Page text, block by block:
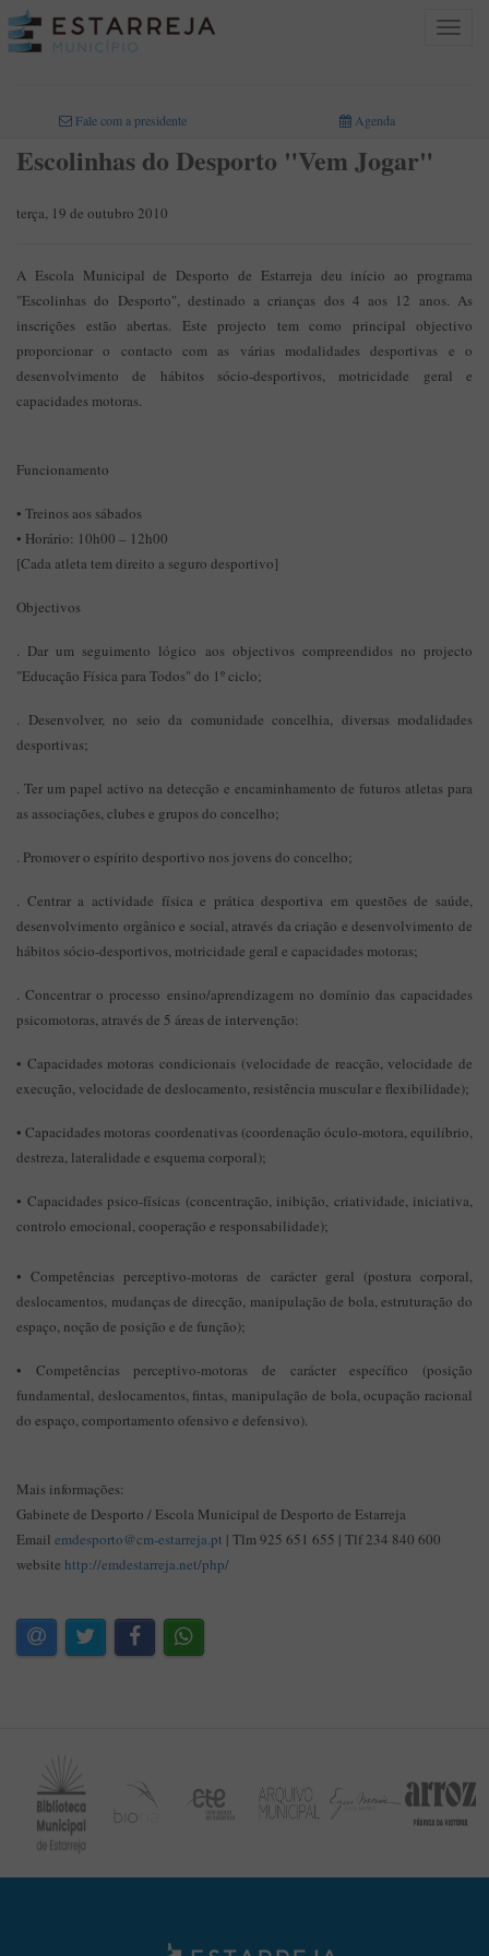
Toggle
Fale com a presidente Agenda
Escolinhas do Desporto "Vem Jogar"
terça, 19 de outubro 2010
A Escola Municipal de Desporto de Estarreja deu início ao programa
"Escolinhas do Desporto", destinado a crianças dos 4 aos 12 anos. As
inscrições estão abertas. Este projecto tem como principal objectivo
proporcionar o contacto com as várias modalidades desportivas e o
desenvolvimento de hábitos sócio-desportivos, motricidade geral e
capacidades motoras.
Funcionamento
• Treinos aos sábados
• Horário: 10h00 – 12h00
[Cada atleta tem direito a seguro desportivo]
Objectivos
. Dar um seguimento lógico aos objectivos compreendidos no projecto
"Educação Física para Todos" do 1º ciclo;
. Desenvolver, no seio da comunidade concelhia, diversas modalidades
desportivas;
. Ter um papel activo na detecção e encaminhamento de futuros atletas para
as associações, clubes e grupos do concelho;
. Promover o espírito desportivo nos jovens do concelho;
. Centrar a actividade física e prática desportiva em questões de saúde,
desenvolvimento orgânico e social, através da criação e desenvolvimento de
hábitos sócio-desportivos, motricidade geral e capacidades motoras;
. Concentrar o processo ensino/aprendizagem no domínio das capacidades
psicomotoras, através de 5 áreas de intervenção:
• Capacidades motoras condicionais (velocidade de reacção, velocidade de
execução, velocidade de deslocamento, resistência muscular e flexibilidade);
• Capacidades motoras coordenativas (coordenação óculo-motora, equilíbrio,
destreza, lateralidade e esquema corporal);
• Capacidades psico-físicas (concentração, inibição, criatividade, iniciativa,
controlo emocional, cooperação e responsabilidade);
• Competências perceptivo-motoras de carácter geral (postura corporal,
deslocamentos, mudanças de direcção, manipulação de bola, estruturação do
espaço, noção de posição e de função);
• Competências perceptivo-motoras de carácter específico (posição
fundamental, deslocamentos, fintas, manipulação de bola, ocupação racional
do espaço, comportamento ofensivo e defensivo).
Mais informações:
Gabinete de Desporto / Escola Municipal de Desporto de Estarreja
Email emdesporto@cm-estarreja.pt | Tlm 925 651 655 | Tlf 234 840 600
website http://emdestarreja.net/php/